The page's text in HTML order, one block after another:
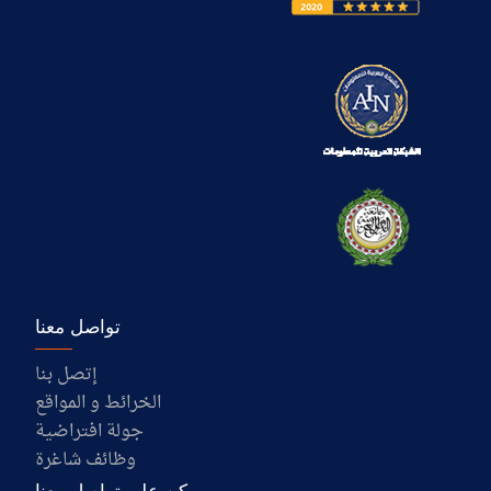
تواصل معنا
إتصل بنا
الخرائط و المواقع
جولة افتراضية
وظائف شاغرة